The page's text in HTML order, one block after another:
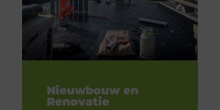
Nieuwbouw en
Renovatie